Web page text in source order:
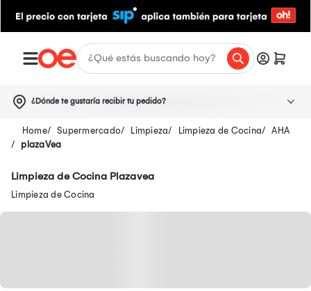
¿Dónde te gustaría recibir tu pedido?
Supermercado Limpieza Limpieza de Cocina
AHA
plazaVea
Limpieza de Cocina Plazavea
Limpieza de Cocina